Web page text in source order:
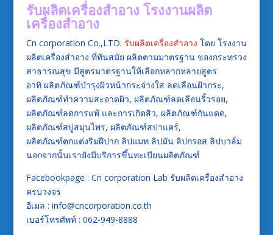
รับผลิตเครื่องสำอาง โรงงานผลิต
เครื่องสำอาง
Cn corporation Co.,LTD. รับผลิตเครื่องสำอาง โดย โรงงาน
ผลิตเครื่องสำอาง ที่ทันสมัย ผลิตตามมาตรฐาน ของกระทรวง
สาธารณสุข มีสูตรมาตรฐานให้เลือกหลากหลายสูตร
อาทิ ผลิตภัณฑ์บำรุงผิวหน้ากระจ่างใส ลดเลือนฝ้ากระ,
ผลิตภัณฑ์ทำความสะอาดผิว, ผลิตภัณฑ์ลดเลือนริ้วรอย,
ผลิตภัณฑ์ลดการแพ้ และการเกิดสิว, ผลิตภัณฑ์กันแดด,
ผลิตภัณฑ์สบู่สมุนไพร, ผลิตภัณฑ์สปาแคร์,
ผลิตภัณฑ์ตกแต่งริมฝีปาก ลิปแมท ลิปมัน ลิปกรอส ลิปบาล์ม
นอกจากนั้นเรายังมีบริการขึ้นทะเบียนผลิตภัณฑ์
Facebookpage : Cn corporation Lab รับผลิตเครื่องสำอาง
ครบวงจร
อีเมล : info@cncorporation.co.th
เบอร์โทรศัพท์ : 062-949-8888